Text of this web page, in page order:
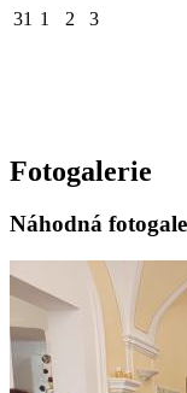
31 1 2 3
Fotogalerie
Náhodná